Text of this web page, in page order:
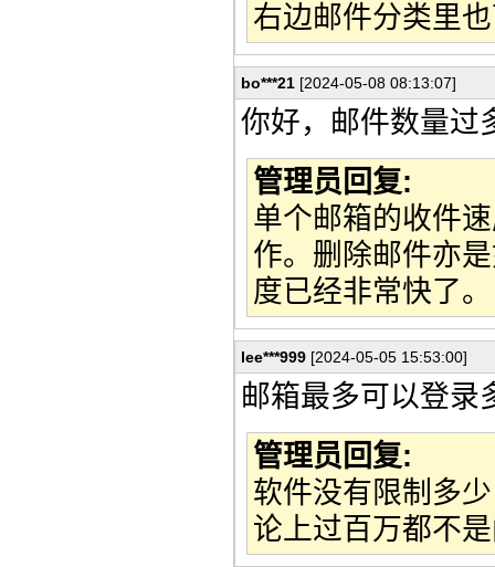
右边邮件分类里
bo***21 [2024-05-08 08:13:07]
你好，邮件数量过
管理员回复:
单个邮箱的收件
作。删除邮件亦
度已经非常快了。
lee***999 [2024-05-05 15:53:00]
邮箱最多可以登录
管理员回复:
软件没有限制多
论上过百万都不